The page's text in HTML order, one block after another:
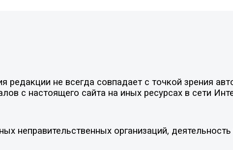
не всегда совпадает с точкой зрения
с настоящего сайта на иных ресурсах в сети
неправительственных организаций,